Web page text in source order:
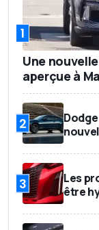
1
Une
aperçue à
2
3
Les
être